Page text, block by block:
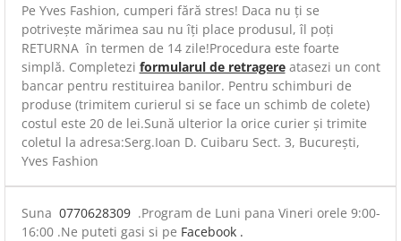
Pe Yves Fashion, cumperi fără stres! Daca nu ți se
potrivește mărimea sau nu îți place produsul, îl poți
RETURNA în termen de 14 zile!Procedura este foarte
simplă. Completezi formularul de retragereatasezi un cont
bancar pentru restituirea banilor. Pentru schimburi de
produse (trimitem curierul si se face un schimb de colete)
costul este 20 de lei.Sună ulterior la orice curier și trimite
coletul la adresa:Serg.Ioan D. Cuibaru Sect. 3, București,
Yves Fashion
Suna 0770628309.Program de Luni pana Vineri orele 9:00-
16:00 .Ne puteti gasi si pe Facebook .